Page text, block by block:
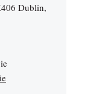
Dublin,